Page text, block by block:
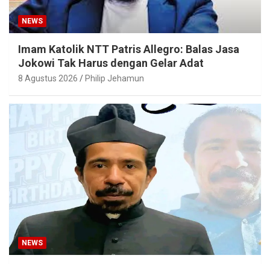
NEWS
Imam Katolik NTT Patris Allegro: Balas Jasa
Jokowi Tak Harus dengan Gelar Adat
8 Agustus 2026 Philip Jehamun
NEWS